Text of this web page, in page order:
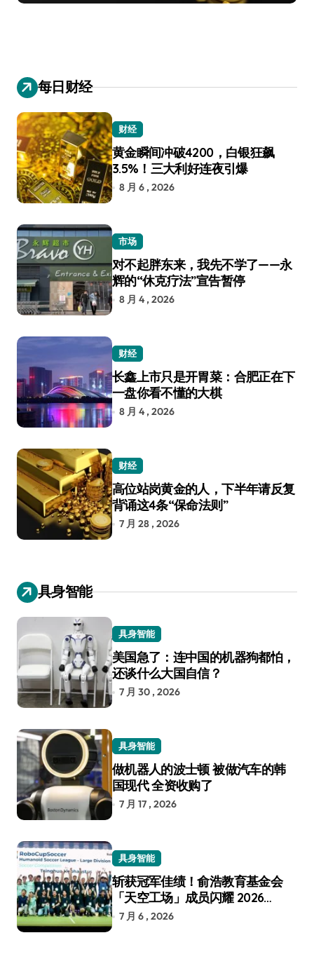
每日财经
财经
黄金瞬间冲破4200，白银狂飙
3.5%！三大利好连夜引爆
8 月 6 , 2026
市场
对不起胖东来，我先不学了——永
辉的“休克疗法”宣告暂停
8 月 4 , 2026
财经
长鑫上市只是开胃菜：合肥正在下
一盘你看不懂的大棋
8 月 4 , 2026
财经
高位站岗黄金的人，下半年请反复
背诵这4条“保命法则”
7 月 28 , 2026
具身智能
具身智能
美国急了：连中国的机器狗都怕，
还谈什么大国自信？
7 月 30 , 2026
具身智能
做机器人的波士顿 被做汽车的韩
国现代 全资收购了
7 月 17 , 2026
具身智能
斩获冠军佳绩！俞浩教育基金会
「天空工场」成员闪耀 2026
RoboCup 机器人世界杯
7 月 6 , 2026